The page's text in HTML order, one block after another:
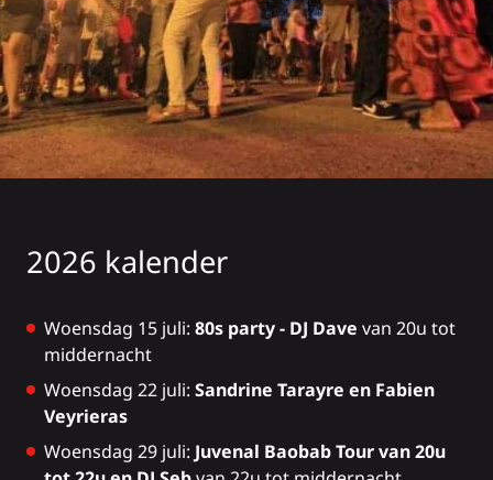
2026 kalender
Woensdag 15 juli: 80s party - DJ Dave van 20u tot
middernacht
Woensdag 22 juli: Sandrine Tarayre en Fabien
Veyrieras
Woensdag 29 juli: Juvenal Baobab Tour van 20u